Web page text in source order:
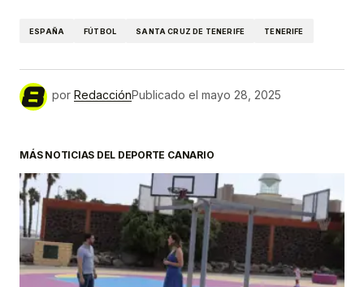
ESPAÑA FÚTBOL SANTA CRUZ DE TENERIFE TENERIFE
por RedacciónPublicado el mayo 28, 2025
MÁS NOTICIAS DEL DEPORTE CANARIO